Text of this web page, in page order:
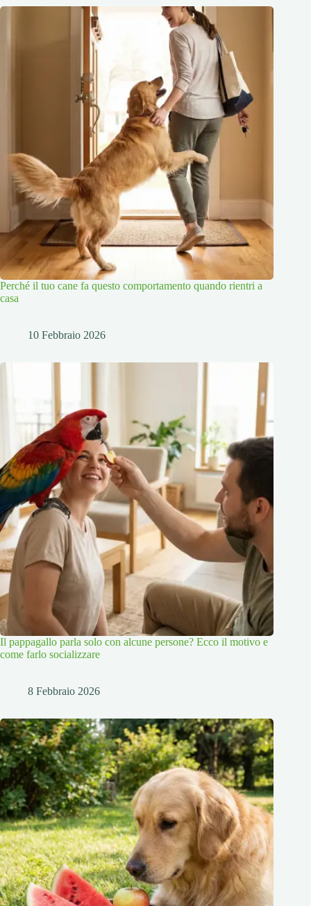
Perché il tuo cane fa questo comportamento quando rientri a
casa
10 Febbraio 2026
Il pappagallo parla solo con alcune persone? Ecco il motivo e
come farlo socializzare
8 Febbraio 2026